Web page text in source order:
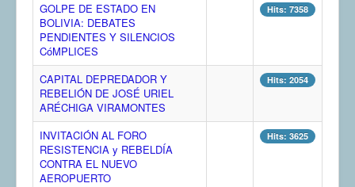
GOLPE DE ESTADO EN
BOLIVIA: DEBATES
PENDIENTES Y SILENCIOS
CóMPLICES
Hits: 7358
CAPITAL DEPREDADOR Y
REBELIÓN DE JOSÉ URIEL
ARÉCHIGA VIRAMONTES
Hits: 2054
INVITACIÓN AL FORO
RESISTENCIA y REBELDÍA
CONTRA EL NUEVO
AEROPUERTO
Hits: 3625